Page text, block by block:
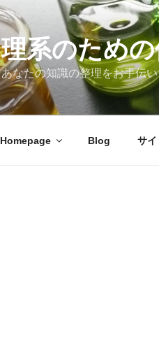
理系のため
あなたの知識の整理をお手伝い
Homepage Blog サイ